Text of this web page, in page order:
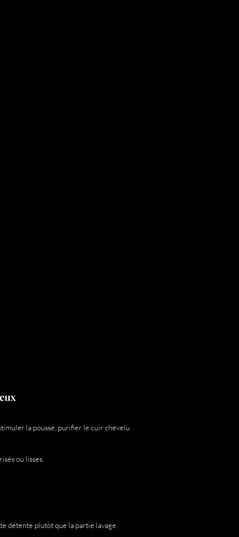
la pousse, purifier le cuir chevelu
ou lisses.
détente plutôt que la partie lavage.